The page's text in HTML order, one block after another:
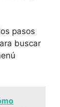
pasos⁤
buscar‍